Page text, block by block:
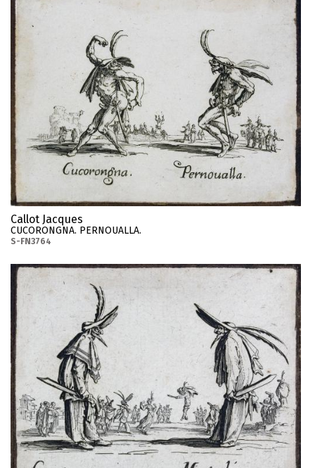
Callot Jacques
CUCORONGNA. PERNOUALLA.
S-FN3764